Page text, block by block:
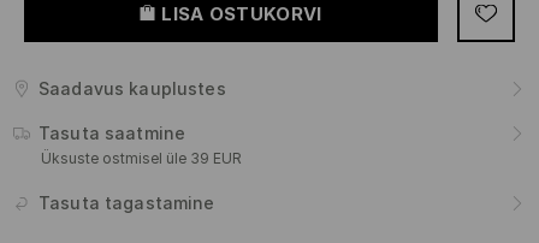
LISA OSTUKORVI
Saadavus kauplustes
Tasuta saatmine
Üksuste ostmisel üle 39 EUR
Tasuta tagastamine